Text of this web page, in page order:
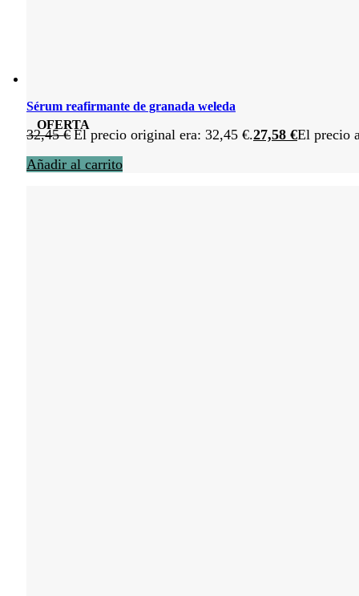
OFERTA
Sérum reafirmante de granada weleda
32,45€ El precio original era: 32,45 €.27,58 €El precio
Añadir al carrito